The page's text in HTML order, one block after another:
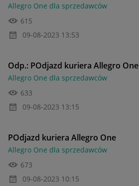
Allegro One dla sprzedawców
615
‎09-08-2023 13:53
Odp.: POdjazd kuriera Allegro One
Allegro One dla sprzedawców
633
‎09-08-2023 13:15
POdjazd kuriera Allegro One
Allegro One dla sprzedawców
673
‎09-08-2023 10:15